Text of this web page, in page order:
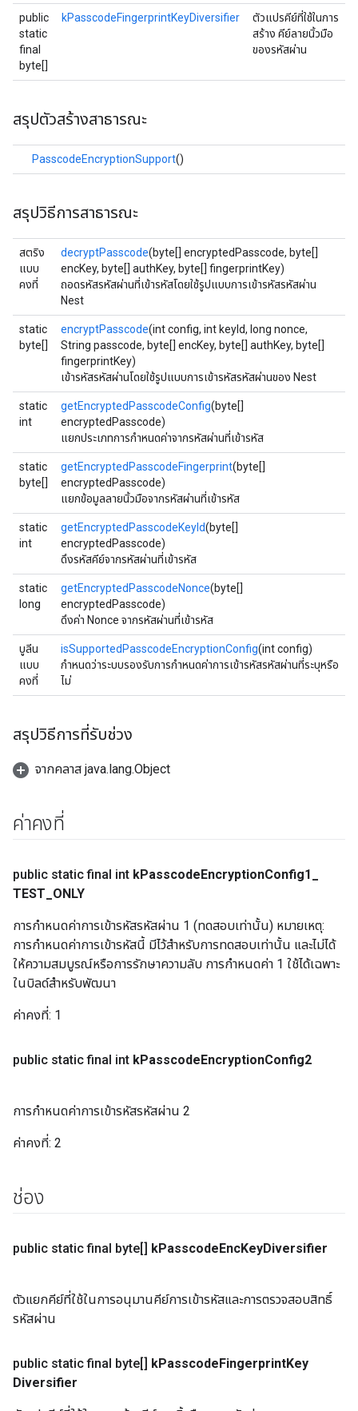
public
static
final
byte[]
kPasscodeFingerprintKeyDiversifier
ตัวแปรคีย์ที่ใช้ในการ
สร้าง คีย์ลายนิ้วมือ
ของรหัสผ่าน
สรุปตัวสร้างสาธารณะ
PasscodeEncryptionSupport()
สรุปวิธีการสาธารณะ
สตริง
แบบ
คงที่
decryptPasscode(byte[] encryptedPasscode, byte[]
encKey, byte[] authKey, byte[] fingerprintKey)
ถอดรหัสรหัสผ่านที่เข้ารหัสโดยใช้รูปแบบการเข้ารหัสรหัสผ่าน
Nest
static
byte[]
encryptPasscode(int config, int keyId, long nonce,
String passcode, byte[] encKey, byte[] authKey, byte[]
fingerprintKey)
เข้ารหัสรหัสผ่านโดยใช้รูปแบบการเข้ารหัสรหัสผ่านของ Nest
static
int
getEncryptedPasscodeConfig(byte[]
encryptedPasscode)
แยกประเภทการกำหนดค่าจากรหัสผ่านที่เข้ารหัส
static
byte[]
getEncryptedPasscodeFingerprint(byte[]
encryptedPasscode)
แยกข้อมูลลายนิ้วมือจากรหัสผ่านที่เข้ารหัส
static
int
getEncryptedPasscodeKeyId(byte[]
encryptedPasscode)
ดึงรหัสคีย์จากรหัสผ่านที่เข้ารหัส
static
long
getEncryptedPasscodeNonce(byte[]
encryptedPasscode)
ดึงค่า Nonce จากรหัสผ่านที่เข้ารหัส
บูลีน
แบบ
คงที่
isSupportedPasscodeEncryptionConfig(int config)
กำหนดว่าระบบรองรับการกำหนดค่าการเข้ารหัสรหัสผ่านที่ระบุหรือ
ไม่
สรุปวิธีการที่รับช่วง
จากคลาส java.lang.Object
ค่าคงที่
public static final int kPasscodeEncryptionConfig1
TEST ONLY
การกำหนดค่าการเข้ารหัสรหัสผ่าน 1 (ทดสอบเท่านั้น) หมายเหตุ:
การกำหนดค่าการเข้ารหัสนี้ มีไว้สำหรับการทดสอบเท่านั้น และไม่ได้
ให้ความสมบูรณ์หรือการรักษาความลับ การกำหนดค่า 1 ใช้ได้เฉพาะ
ในบิลด์สำหรับพัฒนา
ค่าคงที่: 1
public static final int kPasscodeEncryptionConfig2
การกำหนดค่าการเข้ารหัสรหัสผ่าน 2
ค่าคงที่: 2
ช่อง
public static final byte[] kPasscodeEncKeyDiversifier
ตัวแยกคีย์ที่ใช้ในการอนุมานคีย์การเข้ารหัสและการตรวจสอบสิทธิ์
รหัสผ่าน
public static final byte[] kPasscodeFingerprintKey
Diversifier